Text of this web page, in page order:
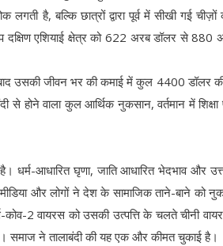
है, बल्कि छात्रों द्वारा पूर्व में सीखी गई
एशियाई क्षेत्र को 622 अरब डॉलर से
उसकी जीवन भर की कमाई में कुल 4400 डॉलर
से होने वाला कुल आर्थिक नुकसान, वर्तमान में
आधारित घृणा, जाति आधारित भेदभाव और
और लोगों ने देश के सामाजिक ताने-बाने को
2 वायरस को उसकी उत्पत्ति के चलते चीनी
समाज ने तालाबंदी की यह एक और कीमत चुकाई है।